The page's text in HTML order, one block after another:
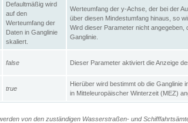
Defaultmäßig wird
auf den
Werteumfang der
Daten in Ganglinie
skaliert.
Werteumfang der y-Achse, der bei der
über diesen Mindestumfang hinaus, so
Wird dieser Parameter nicht
Ganglinie.
false Dieser Parameter aktiviert die Anzeige
true
Hierüber wird bestimmt ob die Ganglinie
in Mitteleuropäischer Winterzeit (MEZ)
von den zuständigen Wasserstraßen- und